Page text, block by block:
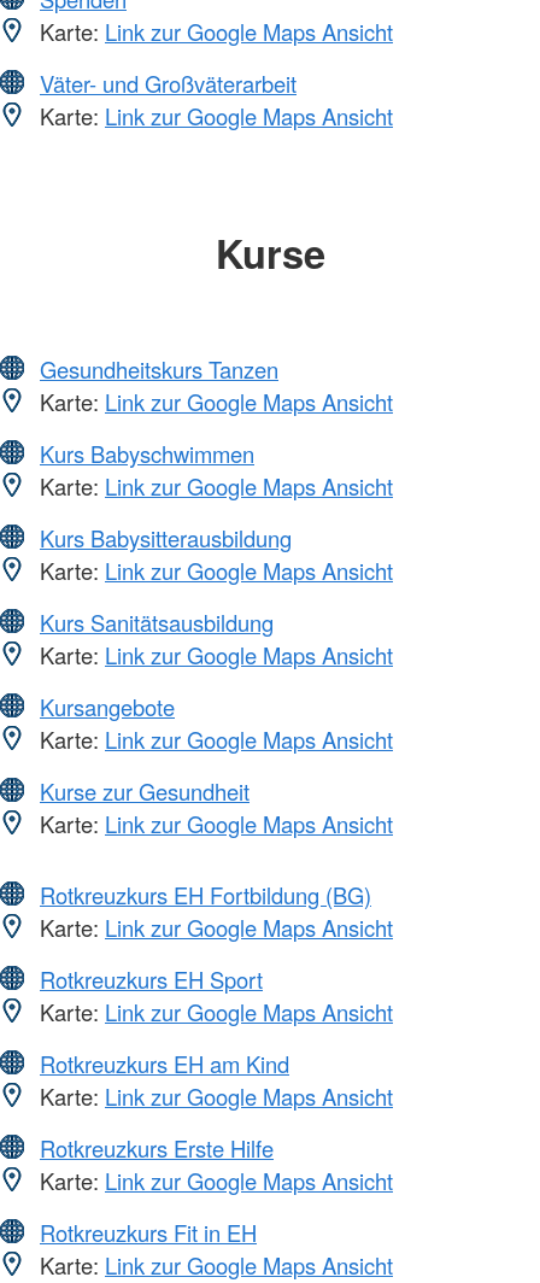
Karte: Link zur Google Maps Ansicht
Väter- und Großväterarbeit
Karte: Link zur Google Maps Ansicht
Kurse
Gesundheitskurs Tanzen
Karte: Link zur Google Maps Ansicht
Kurs Babyschwimmen
Karte: Link zur Google Maps Ansicht
Kurs Babysitterausbildung
Karte: Link zur Google Maps Ansicht
Kurs Sanitätsausbildung
Karte: Link zur Google Maps Ansicht
Kursangebote
Karte: Link zur Google Maps Ansicht
Kurse zur Gesundheit
Karte: Link zur Google Maps Ansicht
Rotkreuzkurs EH Fortbildung (BG)
Karte: Link zur Google Maps Ansicht
Rotkreuzkurs EH Sport
Karte: Link zur Google Maps Ansicht
Rotkreuzkurs EH am Kind
Karte: Link zur Google Maps Ansicht
Rotkreuzkurs Erste Hilfe
Karte: Link zur Google Maps Ansicht
Rotkreuzkurs Fit in EH
Karte: Link zur Google Maps Ansicht